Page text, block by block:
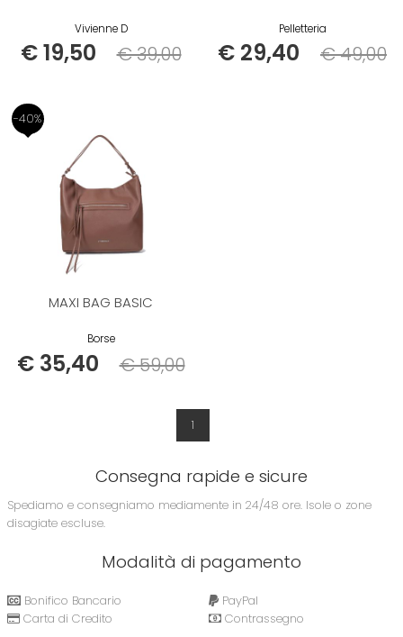
Vivienne D
€ 19,50 Listino
€ 39,00
Pelletteria
€ 29,40 Listino
€ 49,00
-40%
MAXI BAG BASIC
Borse
€ 35,40 Listino
€ 59,00
1
Consegna rapide e sicure
Spediamo e consegniamo mediamente in 24/48 ore. Isole o zone
disagiate escluse.
Modalità di pagamento
Bonifico Bancario
Carta di Credito
PayPal
Contrassegno